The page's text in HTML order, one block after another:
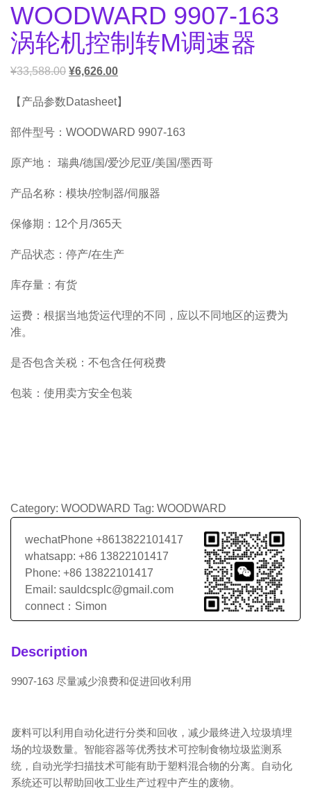
WOODWARD 9907-163
涡轮机控制转M调速器
¥33,588.00 ¥6,626.00
【产品参数Datasheet】
部件型号：WOODWARD 9907-163
原产地： 瑞典/德国/爱沙尼亚/美国/墨西哥
产品名称：模块/控制器/伺服器
保修期：12个月/365天
产品状态：停产/在生产
库存量：有货
运费：根据当地货运代理的不同，应以不同地区的运费为
准。
是否包含关税：不包含任何税费
包装：使用卖方安全包装
Category: WOODWARD Tag: WOODWARD
wechatPhone +8613822101417
whatsapp: +86 13822101417
Phone: +86 13822101417
Email: sauldcsplc@gmail.com
connect：Simon
Description
9907-163 尽量减少浪费和促进回收利用
废料可以利用自动化进行分类和回收，减少最终进入垃圾填埋
场的垃圾数量。智能容器等优秀技术可控制食物垃圾监测系
统，自动光学扫描技术可能有助于塑料混合物的分离。自动化
系统还可以帮助回收工业生产过程中产生的废物。